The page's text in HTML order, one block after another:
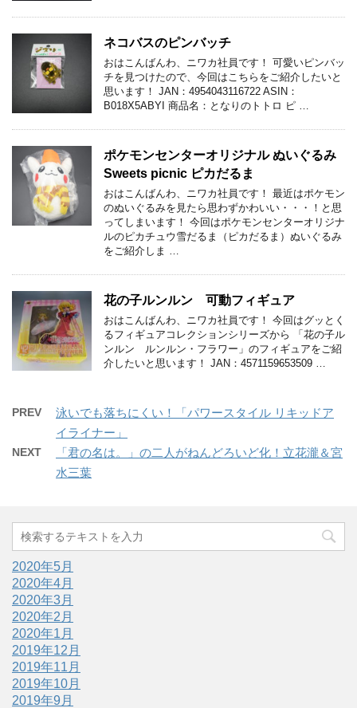
ネコバスのピンバッチ
おはこんばんわ、ニワカ社員です！ 可愛いピンバッ
チを見つけたので、今回はこちらをご紹介したいと
思います！ JAN：4954043116722 ASIN：
B018X5ABYI 商品名：となりのトトロ ピ …
ポケモンセンターオリジナル ぬいぐるみ
Sweets picnic ピカだるま
おはこんばんわ、ニワカ社員です！ 最近はポケモン
のぬいぐるみを見たら思わずかわいい・・・！と思
ってしまいます！ 今回はポケモンセンターオリジナ
ルのピカチュウ雪だるま（ピカだるま）ぬいぐるみ
をご紹介しま …
花の子ルンルン 可動フィギュア
おはこんばんわ、ニワカ社員です！ 今回はグッとく
るフィギュアコレクションシリーズから 「花の子ル
ンルン ルンルン・フラワー」のフィギュアをご紹
介したいと思います！ JAN：4571159653509 …
PREV
泳いでも落ちにくい！「パワースタイル リキッドア
イライナー」
NEXT
「君の名は。」の二人がねんどろいど化！立花瀧＆宮
水三葉
2020年5月
2020年4月
2020年3月
2020年2月
2020年1月
2019年12月
2019年11月
2019年10月
2019年9月